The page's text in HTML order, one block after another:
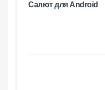
Салют для Android